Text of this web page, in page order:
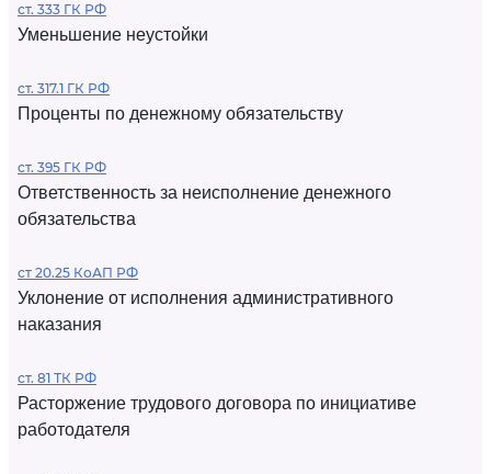
ст. 333 ГК РФ
Уменьшение неустойки
ст. 317.1 ГК РФ
Проценты по денежному обязательству
ст. 395 ГК РФ
Ответственность за неисполнение денежного
обязательства
ст 20.25 КоАП РФ
Уклонение от исполнения административного
наказания
ст. 81 ТК РФ
Расторжение трудового договора по инициативе
работодателя